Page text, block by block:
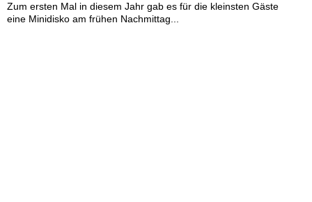
Zum ersten Mal in diesem Jahr gab es für die kleinsten Gäste
eine Minidisko am frühen Nachmittag...